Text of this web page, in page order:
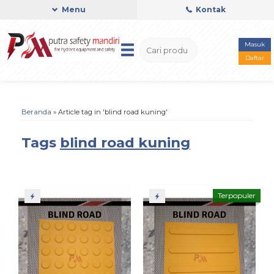
Menu Kontak
Masuk
Daftar
Beranda » Article tag in 'blind road kuning'
Tags blind road kuning
Terpopuler